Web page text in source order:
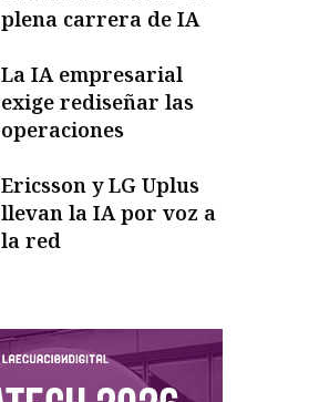
plena carrera de IA
La IA empresarial
exige rediseñar las
operaciones
Ericsson y LG Uplus
llevan la IA por voz a
la red